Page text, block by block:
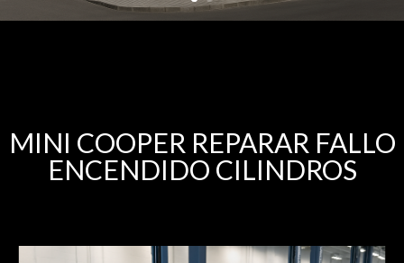
MINI COOPER REPARAR FALLO
ENCENDIDO CILINDROS